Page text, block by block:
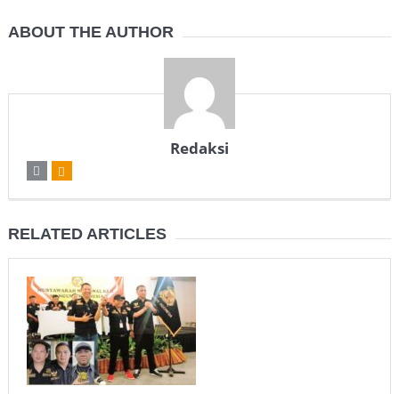
ABOUT THE AUTHOR
Redaksi
RELATED ARTICLES